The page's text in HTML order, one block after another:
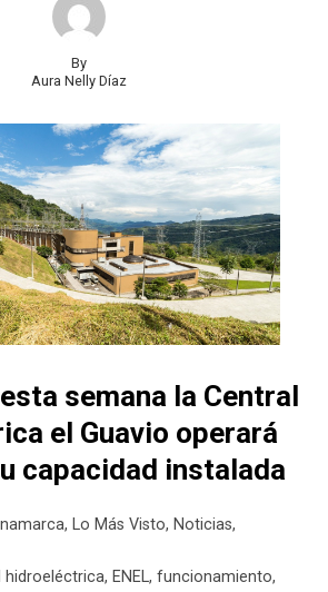
By
Aura Nelly Díaz
semana la Central
el Guavio operará
capacidad instalada
, Lo Más Visto, Noticias,
hidroeléctrica, ENEL,funcionamiento,